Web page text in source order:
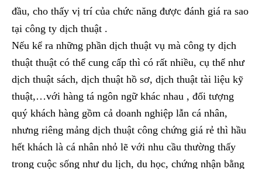
đầu, cho thấy vị trí của chức năng được đánh giá ra sao
tại công ty dịch thuật .
Nếu kể ra những phần dịch thuật vụ mà công ty dịch
thuật thuật có thể cung cấp thì có rất nhiều, cụ thể như
dịch thuật sách, dịch thuật hồ sơ, dịch thuật tài liệu kỹ
thuật,…với hàng tá ngôn ngữ khác nhau , đối tượng
quý khách hàng gồm cả doanh nghiệp lẫn cá nhân,
nhưng riêng mảng dịch thuật công chứng giá rẻ thì hầu
hết khách là cá nhân nhỏ lẽ với nhu cầu thường thấy
trong cuộc sống như du lịch, du học, chứng nhận bằng